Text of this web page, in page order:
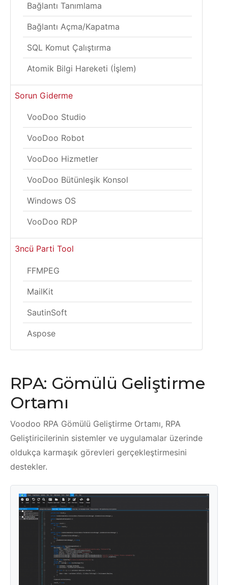
Bağlantı Tanımlama
Bağlantı Açma/Kapatma
SQL Komut Çalıştırma
Atomik Bilgi Hareketi (İşlem)
Sorun Giderme
VooDoo Studio
VooDoo Robot
VooDoo Hizmetler
VooDoo Bütünleşik Konsol
Windows OS
VooDoo RDP
3ncü Parti Tool
FFMPEG
MailKit
SautinSoft
Aspose
RPA: Gömülü Geliştirme
Ortamı
Voodoo RPA Gömülü Geliştirme Ortamı, RPA
Geliştiricilerinin sistemler ve uygulamalar üzerinde
oldukça karmaşık görevleri gerçekleştirmesini
destekler.